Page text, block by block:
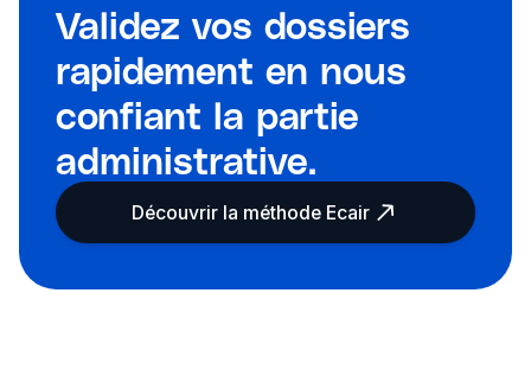
Validez vos dossiers
rapidement en nous
confiant la partie
administrative.
Découvrir la méthode Ecair